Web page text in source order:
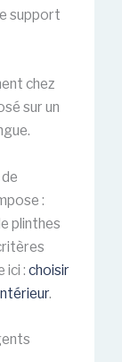
support
chez
sur un
:
plinthes
ici : choisir
.